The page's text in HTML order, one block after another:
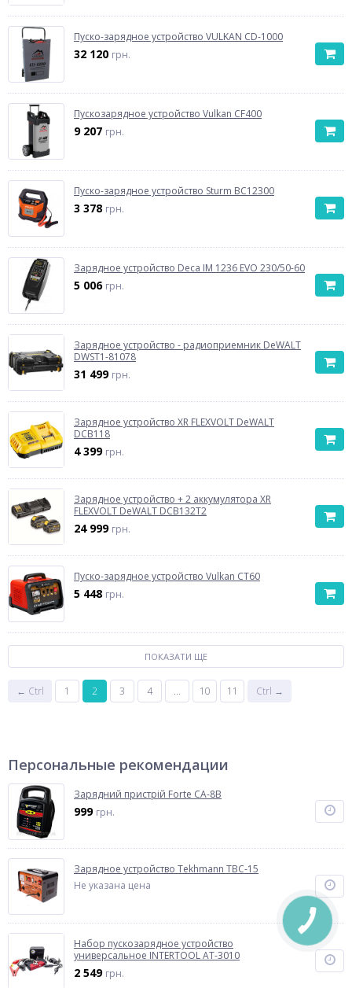
Пуско-зарядное устройство VULKAN CD-1000
32 120 грн.
Пускозарядное устройство Vulkan CF400
9 207 грн.
Пуско-зарядное устройство Sturm BC12300
3 378 грн.
Зарядное устройство Deca IM 1236 EVO 230/50-60
5 006 грн.
Зарядное устройство - радиоприемник DeWALT
DWST1-81078
31 499 грн.
Зарядное устройство XR FLEXVOLT DeWALT
DCB118
4 399 грн.
Зарядное устройство + 2 аккумулятора XR
FLEXVOLT DeWALT DCB132T2
24 999 грн.
Пуско-зарядное устройство Vulkan CT60
5 448 грн.
ПОКАЗАТИ ЩЕ
← Ctrl 1 2 3 4 ... 10 11 Ctrl →
Персональные рекомендации
Зарядний пристрій Forte CA-8B
999 грн.
Зарядное устройство Tekhmann TBC-15
Не указана цена
Набор пускозарядное устройство
универсальное INTERTOOL AT-3010
2 549 грн.